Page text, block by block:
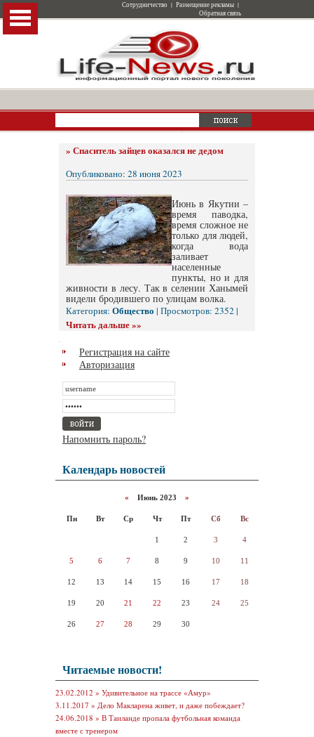
Сотрудничество | Размещение рекламы |
Обратная связь
» Спаситель зайцев оказался не дедом
Опубликовано: 28 июня 2023
Июнь в Якутии –
время паводка,
время сложное не
только для людей,
когда вода
заливает
населенные
пункты, но и для
живности в лесу. Так в селении Ханымей
видели бродившего по улицам волка.
Категория: Общество | Просмотров: 2352 |
Читать дальше »»
Регистрация на сайте
Авторизация
Напомнить пароль?
Календарь новостей
« Июнь 2023 »
Пн Вт Ср Чт Пт Сб Вс
1 2 3 4
5 6 7 8 9 10 11
12 13 14 15 16 17 18
19 20 21 22 23 24 25
26 27 28 29 30
Читаемые новости!
23.02.2012 » Удивительное на трассе «Амур»
3.11.2017 » Дело Макларена живет, и даже побеждает?
24.06.2018 » В Таиланде пропала футбольная команда
вместе с тренером